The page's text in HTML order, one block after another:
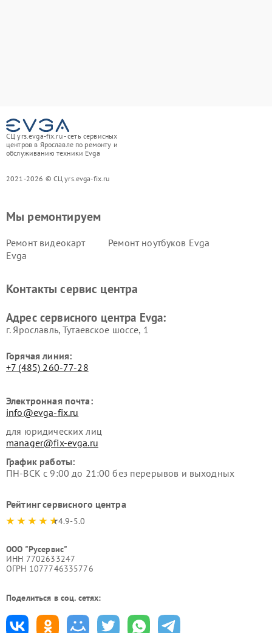
СЦ yrs.evga-fix.ru - сеть сервисных
центров в Ярославле по ремонту и
обслуживанию техники Evga
2021-2026 © СЦ yrs.evga-fix.ru
Мы ремонтируем
Ремонт видеокарт
Evga
Ремонт ноутбуков Evga
Контакты сервис центра
Адрес сервисного центра Evga:
г. Ярославль, Тутаевское шоссе, 1
Горячая линия:
+7 (485) 260-77-28
Электронная почта:
info@evga-fix.ru
для юридических лиц
manager@fix-evga.ru
График работы:
ПН-ВСК с 9:00 до 21:00 без перерывов и выходных
Рейтинг сервисного центра
4.9-5.0
ООО "Русервис"
ИНН 7702633247
ОГРН 1077746335776
Поделиться в соц. сетях: